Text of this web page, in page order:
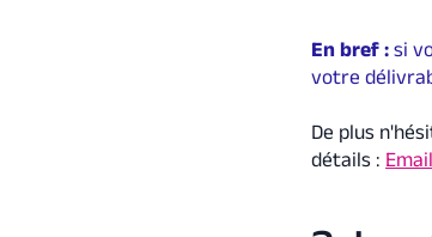
En bref : si
votre
De plus
détails :